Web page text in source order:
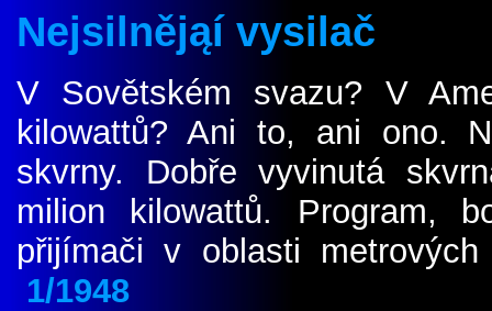
Nejsilnějąí vysilač
V Sovětském svazu? V
kilowattů? Ani to, ani ono.
skvrny. Dobře vyvinutá
milion kilowattů. Program,
přijímači v oblasti
1/1948